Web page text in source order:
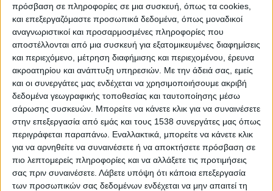
πρόσβαση σε πληροφορίες σε μια συσκευή, όπως τα cookies,
και επεξεργαζόμαστε προσωπικά δεδομένα, όπως μοναδικοί
αναγνωριστικοί και προσαρμοσμένες πληροφορίες που
αποστέλλονται από μια συσκευή για εξατομικευμένες διαφημίσεις
και περιεχόμενο, μέτρηση διαφήμισης και περιεχομένου, έρευνα
ακροατηρίου και ανάπτυξη υπηρεσιών. Με την άδειά σας, εμείς
και οι συνεργάτες μας ενδέχεται να χρησιμοποιήσουμε ακριβή
δεδομένα γεωγραφικής τοποθεσίας και ταυτοποίησης μέσω
σάρωσης συσκευών. Μπορείτε να κάνετε κλικ για να συναινέσετε
στην επεξεργασία από εμάς και τους 1538 συνεργάτες μας όπως
περιγράφεται παραπάνω. Εναλλακτικά, μπορείτε να κάνετε κλικ
για να αρνηθείτε να συναινέσετε ή να αποκτήσετε πρόσβαση σε
πιο λεπτομερείς πληροφορίες και να αλλάξετε τις προτιμήσεις
σας πριν συναινέσετε. Λάβετε υπόψη ότι κάποια επεξεργασία
των προσωπικών σας δεδομένων ενδέχεται να μην απαιτεί τη
Ηλίας Βρεττός
«23.07.18»: Σκέψεις για τη φωτογραφική έκθεση του
Βασίλη Βρεττού